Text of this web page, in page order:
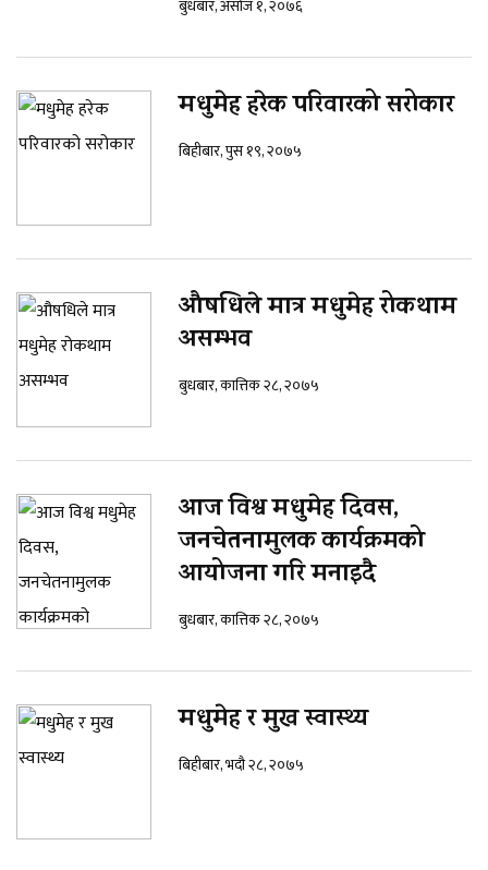
बुधबार, असोज १, २०७६
मधुमेह हरेक परिवारको सरोकार
बिहीबार, पुस १९, २०७५
औषधिले मात्र मधुमेह रोकथाम
असम्भव
बुधबार, कात्तिक २८, २०७५
आज विश्व मधुमेह दिवस,
जनचेतनामुलक कार्यक्रमको
आयोजना गरि मनाइदै
बुधबार, कात्तिक २८, २०७५
मधुमेह र मुख स्वास्थ्य
बिहीबार, भदौ २८, २०७५